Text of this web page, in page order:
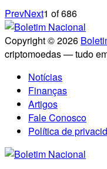
PrevNext1 of686
Copyright © 2026
criptomoedas — tudo
Notícias
Finanças
Artigos
Fale Conosco
Política de